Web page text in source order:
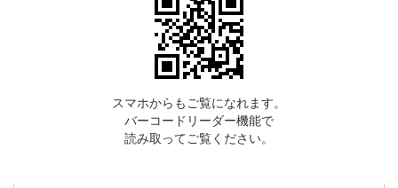
スマホからもご覧になれます。
バーコードリーダー機能で
読み取ってご覧ください。